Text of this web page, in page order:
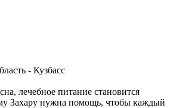
- Кузбасс
лечебное питание становится
Захару нужна помощь, чтобы каждый